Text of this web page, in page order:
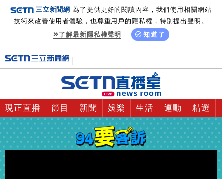
三立新聞網 為了提供更好的閱讀內容，我們使用相關網站
技術來改善使用者體驗，也尊重用戶的隱私權，特別提出聲明。
了解最新隱私權聲明
知道了
現正直播 節目 新聞 娛樂 生活 運動 精選